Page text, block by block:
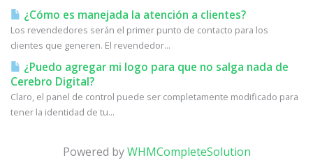
¿Cómo es manejada la atención a clientes?
Los revendedores serán el primer punto de contacto para los
clientes que generen. El revendedor...
¿Puedo agregar mi logo para que no salga nada de
Cerebro Digital?
Claro, el panel de control puede ser completamente modificado para
tener la identidad de tu...
Powered byWHMCompleteSolution